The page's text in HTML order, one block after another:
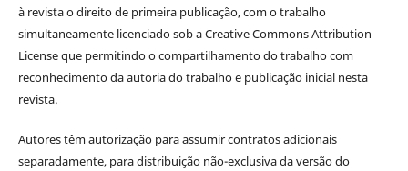
à revista o direito de primeira publicação, com o trabalho
simultaneamente licenciado sob a Creative Commons Attribution
License que permitindo o compartilhamento do trabalho com
reconhecimento da autoria do trabalho e publicação inicial nesta
revista.
Autores têm autorização para assumir contratos adicionais
separadamente, para distribuição não-exclusiva da versão do